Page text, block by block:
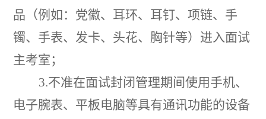
品 （例如： 党徽、 耳环、耳钉、项链、手
镯、手表、发卡、头花、胸针等） 进入面试
主考室；
3.不准在面试封闭管理期间使用手机、
电子腕表、平板电脑等具有通讯功能的设备